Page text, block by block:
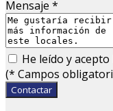
Mensaje *
He leído y acepto
(* Campos
Contactar